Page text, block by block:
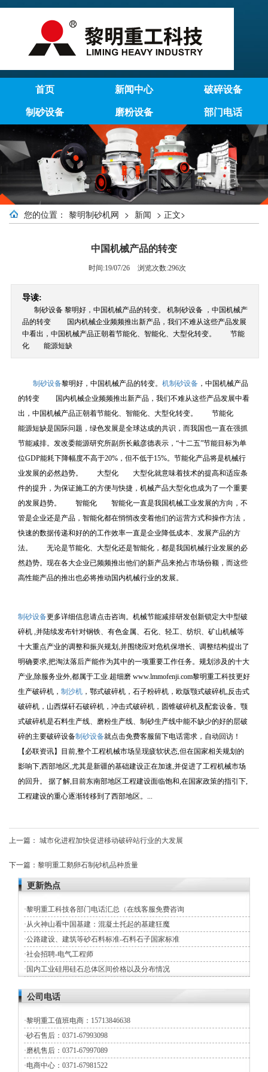
首页 新闻中心 破碎设备
制砂设备 磨粉设备 部门电话
您的位置： 黎明制砂机网 > 新闻 > 正文>
中国机械产品的转变
时间:19/07/26 浏览次数:296次
导读:
制砂设备 黎明好，中国机械产品的转变。 机制砂设备 ，中国机械产
品的转变 国内机械企业频频推出新产品，我们不难从这些产品发展
中看出，中国机械产品正朝着节能化、智能化、大型化转变。 节能
化 能源短缺
制砂设备黎明好，中国机械产品的转变。 机制砂设备 ，中国机械产品
的转变 国内机械企业频频推出新产品，我们不难从这些产品发展中看
出，中国机械产品正朝着节能化、智能化、大型化转变。 节能化
能源短缺是国际问题，绿色发展是全球达成的共识，而我国也一直在强抓
节能减排。发改委能源研究所副所长戴彦德表示，“十二五”节能目标为单
位GDP能耗下降幅度不高于20%，但不低于15%。节能化产品将是机械行
业发展的必然趋势。 大型化 大型化就意味着技术的提高和适应条
件的提升，为保证施工的方便与快捷，机械产品大型化也成为了一个重要
的发展趋势。 智能化 智能化一直是我国机械工业发展的方向，不
管是企业还是产品，智能化都在悄悄改变着他们的运营方式和操作方法，
快速的数据传递和好的的工作效率一直是企业降低成本、发展产品的方
法。 无论是节能化、大型化还是智能化，都是我国机械行业发展的必
然趋势。现在各大企业已频频推出他们的新产品来抢占市场份额，而这些
高性能产品的推出也必将推动国内机械行业的发展。
制砂设备更多详细信息请点击咨询。机械节能减排研发创新锁定大中型破
碎机 ,并陆续发布针对钢铁、有色金属、石化、轻工、纺织、矿山机械等
十大重点产业的调整和振兴规划,并围绕应对危机保增长、调整结构提出了
明确要求,把淘汰落后产能作为其中的一项重要工作任务。规划涉及的十大
产业,除服务业外,都属于工业.超细磨 www.lmmofenji.com黎明重工科技更好
生产破碎机， 制沙机 ，鄂式破碎机，石子粉碎机，欧版颚式破碎机,反击式
破碎机，山西煤矸石破碎机，冲击式破碎机，圆锥破碎机及配套设备。颚
式破碎机是石料生产线、磨粉生产线、制砂生产线中能不缺少的好的层破
碎的主要破碎设备制砂设备就点击免费客服留下电话需求，自动回访！
【必联资讯】目前,整个工程机械市场呈现疲软状态,但在国家相关规划的
影响下,西部地区,尤其是新疆的基础建设正在加速,并促进了工程机械市场
的回升。 据了解,目前东南部地区工程建设面临饱和,在国家政策的指引下,
工程建设的重心逐渐转移到了西部地区。...
上一篇： 城市化进程加快促进移动破碎站行业的大发展
下一篇： 黎明重工鹅卵石制砂机品种质量
更新热点
·黎明重工科技各部门电话汇总（在线客服免费咨询
·从火神山看中国基建：混凝土托起的基建狂魔
·公路建设、建筑等砂石料标准-石料石子国家标准
·社会招聘-电气工程师
· 国内工业硅用硅石总体区间价格以及分布情况
公司电话
·黎明重工值班电商：15713846638
·砂石售后：0371-67993098
·磨机售后：0371-67997089
·电商中心：0371-67981522